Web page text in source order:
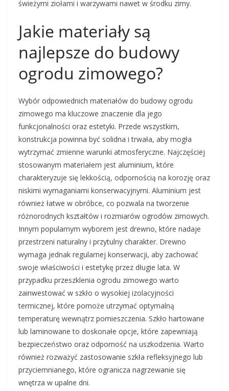
świeżymi ziołami i warzywami nawet w środku zimy.
Jakie materiały są
najlepsze do budowy
ogrodu zimowego?
Wybór odpowiednich materiałów do budowy ogrodu
zimowego ma kluczowe znaczenie dla jego
funkcjonalności oraz estetyki. Przede wszystkim,
konstrukcja powinna być solidna i trwała, aby mogła
wytrzymać zmienne warunki atmosferyczne. Najczęściej
stosowanym materiałem jest aluminium, które
charakteryzuje się lekkością, odpornością na korozję oraz
niskimi wymaganiami konserwacyjnymi. Aluminium jest
również łatwe w obróbce, co pozwala na tworzenie
różnorodnych kształtów i rozmiarów ogrodów zimowych.
Innym popularnym wyborem jest drewno, które nadaje
przestrzeni naturalny i przytulny charakter. Drewno
wymaga jednak regularnej konserwacji, aby zachować
swoje właściwości i estetykę przez długie lata. W
przypadku przeszklenia ogrodu zimowego warto
zainwestować w szkło o wysokiej izolacyjności
termicznej, które pomoże utrzymać optymalną
temperaturę wewnątrz pomieszczenia. Szkło hartowane
lub laminowane to doskonałe opcje, które zapewniają
bezpieczeństwo oraz odporność na uszkodzenia. Warto
również rozważyć zastosowanie szkła refleksyjnego lub
przyciemnianego, które ogranicza nagrzewanie się
wnętrza w upalne dni.